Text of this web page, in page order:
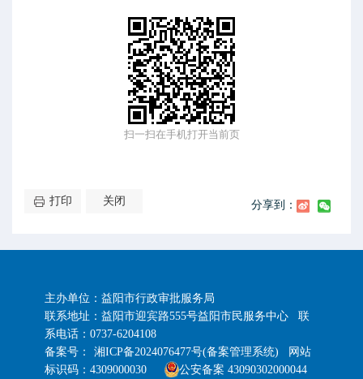
扫一扫在手机打开当前页
打印 关闭 分享到：
主办单位：益阳市行政审批服务局
联系地址：益阳市迎宾路555号益阳市民服务中心 联
系电话：0737-6204108
备案号：
湘ICP备2024076477号(备案管理系统) 网站
标识码：4309000030
公安备案 43090302000044